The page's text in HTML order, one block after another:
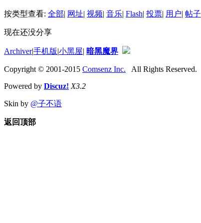
按类型查看: 全部| 网址| 视频| 音乐| Flash| 投票| 用户| 帖子
现在还没分享
Archiver|手机版|小黑屋| 暗黑魔界
Copyright © 2001-2015 Comsenz Inc. All Rights Reserved.
Powered by Discuz! X3.2
Skin by @子不语
返回顶部